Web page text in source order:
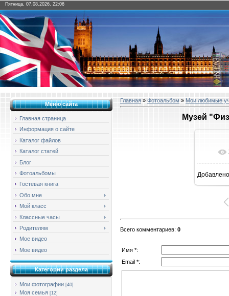
Пятница, 07.08.2026, 22:06
Меню сайта
Главная страница
Информация о сайте
Каталог файлов
Каталог статей
Блог
Фотоальбомы
Гостевая книга
Обо мне
Мой класс
Классные часы
Родителям
Мое видео
Мое видео
Категории раздела
Мои фотографии [40]
Моя семья [12]
Главная » Фотоальбом » Мои любимые
Музей
Добавлено
Всего комментариев: 0
Имя *:
Email *: